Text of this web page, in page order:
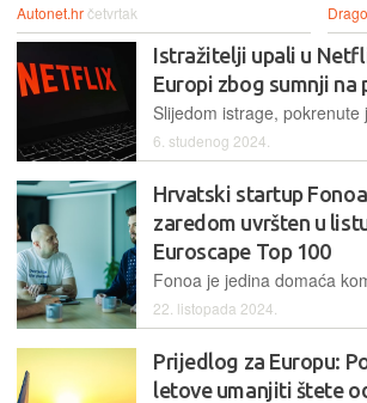
Autonet.hrčetvrtak
Istražitelji upali u
Europi zbog sumnji na
6. studenog 2024.
Hrvatski startup
zaredom uvršten u
Euroscape Top 100
22. listopada 2024.
Prijedlog za Europu:
letove umanjiti štete